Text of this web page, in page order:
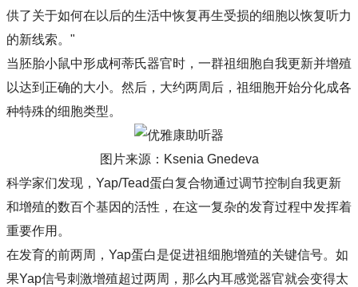
供了关于如何在以后的生活中恢复再生受损的细胞以恢复听力
的新线索。"
当胚胎小鼠中形成柯蒂氏器官时，一群祖细胞自我更新并增殖
以达到正确的大小。然后，大约两周后，祖细胞开始分化成各
种特殊的细胞类型。
图片来源：Ksenia Gnedeva
科学家们发现，Yap/Tead蛋白复合物通过调节控制自我更新
和增殖的数百个基因的活性，在这一复杂的发育过程中发挥着
重要作用。
在发育的前两周，Yap蛋白是促进祖细胞增殖的关键信号。如
果Yap信号刺激增殖超过两周，那么内耳感觉器官就会变得太